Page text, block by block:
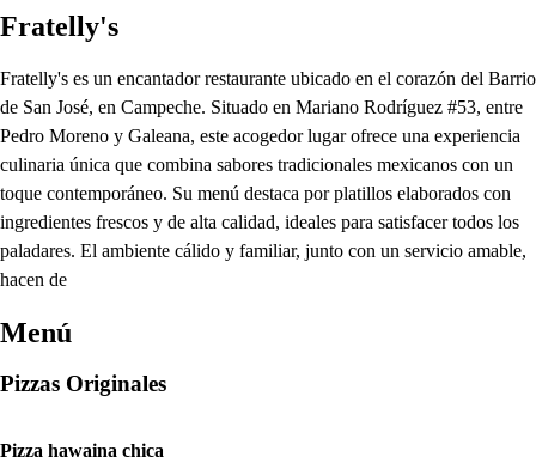
Fratelly's
Fratelly's es un encantador restaurante ubicado en el corazón del Barrio
de San José, en Campeche. Situado en Mariano Rodríguez #53, entre
Pedro Moreno y Galeana, este acogedor lugar ofrece una experiencia
culinaria única que combina sabores tradicionales mexicanos con un
toque contemporáneo. Su menú destaca por platillos elaborados con
ingredientes frescos y de alta calidad, ideales para satisfacer todos los
paladares. El ambiente cálido y familiar, junto con un servicio amable,
hacen de
Menú
Pizzas Originales
Pizza hawaina chica